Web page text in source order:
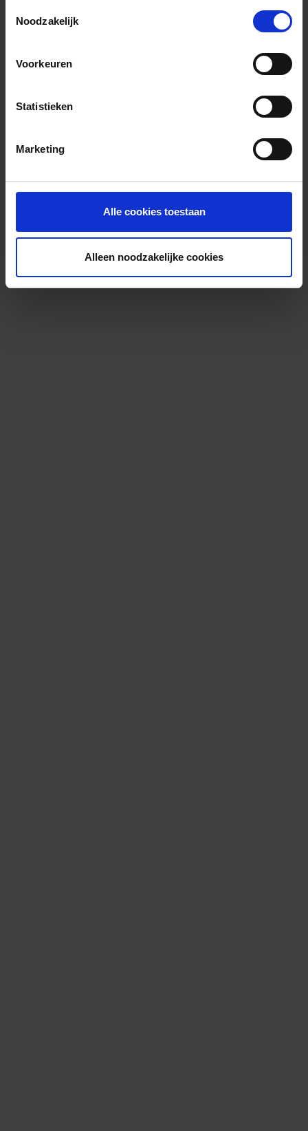
Noodzakelijk
Voorkeuren
Statistieken
Marketing
Alle cookies toestaan
Alleen noodzakelijke cookies